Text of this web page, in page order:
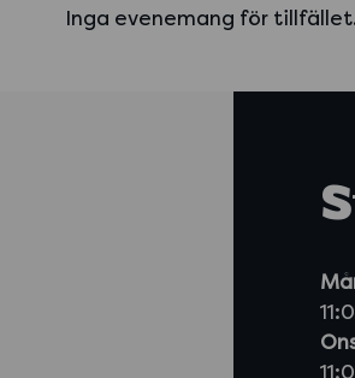
Inga evenemang för